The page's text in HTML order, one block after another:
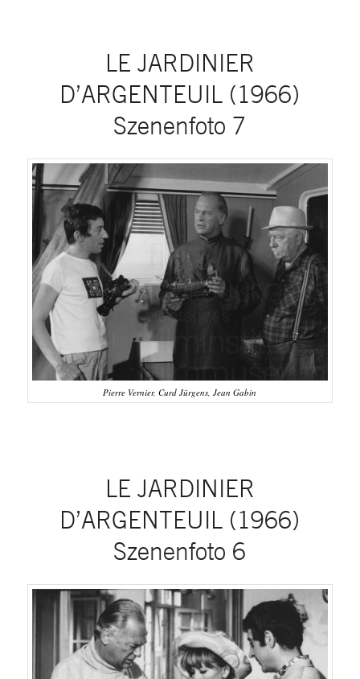
LE JARDINIER
D’ARGENTEUIL (1966)
Szenenfoto 7
Pierre Vernier, Curd Jürgens, Jean Gabin
LE JARDINIER
D’ARGENTEUIL (1966)
Szenenfoto 6